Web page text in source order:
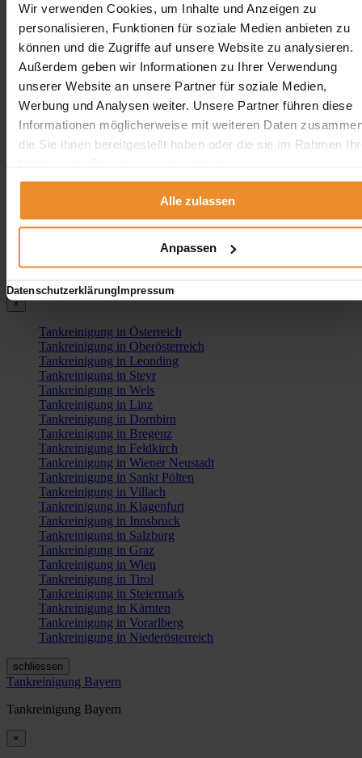
Wir verwenden Cookies, um Inhalte und Anzeigen zu
personalisieren, Funktionen für soziale Medien anbieten zu
können und die Zugriffe auf unsere Website zu analysieren.
Außerdem geben wir Informationen zu Ihrer Verwendung
unserer Website an unsere Partner für soziale Medien,
Werbung und Analysen weiter. Unsere Partner führen diese
Informationen möglicherweise mit weiteren Daten
die Sie ihnen bereitgestellt haben oder die sie im Rahmen
Alle zulassen
Anpassen
DatenschutzerklärungImpressum
Tankreinigung in Dinslaken
Tankreinigung im Rheinland
Tankreinigung in Dorsten
Tankreinigung in Gladbeck
Tankreinigung in Rheine
Tankreinigung in Minden
Tankreinigung in Gütersloh
Tankreinigung in Euskirchen
Tankreinigung in Unna
Tankreinigung in Herten
Tankreinigung in Lippstadt
schliessen
×
Tankreinigung in Österreich
Tankreinigung in Oberösterreich
Tankreinigung in Leonding
Tankreinigung in Steyr
Tankreinigung in Wels
Tankreinigung in Linz
Tankreinigung in Dornbirn
Tankreinigung in Bregenz
Tankreinigung in Feldkirch
Tankreinigung in Wiener Neustadt
Tankreinigung in Sankt Pölten
Tankreinigung in Villach
Tankreinigung in Klagenfurt
Tankreinigung in Innsbruck
Tankreinigung in Salzburg
Tankreinigung in Graz
Tankreinigung in Wien
Tankreinigung in Tirol
Tankreinigung in Steiermark
Tankreinigung in Kärnten
Tankreinigung in Vorarlberg
Tankreinigung in Niederösterreich
schliessen
Tankreinigung Bayern
Tankreinigung Bayern
×